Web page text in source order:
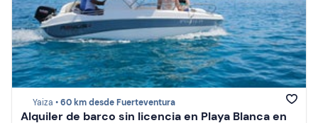
Yaiza •60 km desde Fuerteventura
Alquiler de barco sin licencia en Playa Blanca en